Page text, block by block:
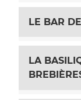
LE BAR
LA